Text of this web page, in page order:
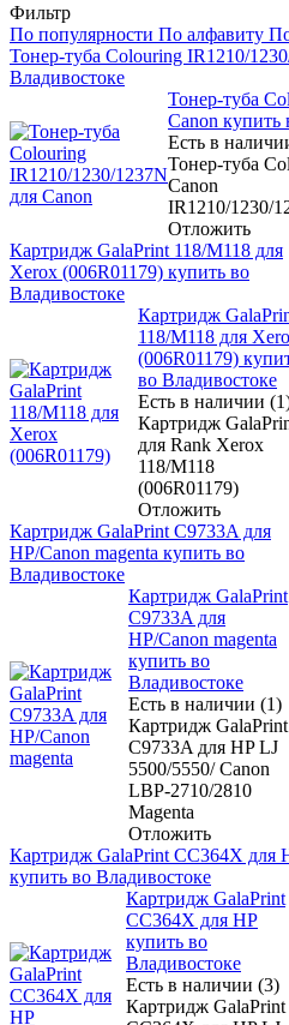
Фильтр
По популярности По алфавиту
Тонер-туба Colouring IR1210/
Владивостоке
Тонер-туба
Canon купить
Есть в
Тонер-туба
Canon
IR1210/1230/
Отложить
Картридж GalaPrint 118/M118 для
Xerox (006R01179) купить во
Владивостоке
Картридж
118/M118 для
(006R01179)
во Владивостоке
Есть в наличии
Картридж
для Rank Xerox
118/M118
(006R01179)
Отложить
Картридж GalaPrint C9733A для
HP/Canon magenta купить во
Владивостоке
Картридж GalaPrint
C9733A для
HP/Canon magenta
купить во
Владивостоке
Есть в наличии (1)
Картридж GalaPrint
C9733A для HP LJ
5500/5550/ Canon
LBP-2710/2810
Magenta
Отложить
Картридж GalaPrint CC364X для
купить во Владивостоке
Картридж GalaPrint
CC364X для HP
купить во
Владивостоке
Есть в наличии (3)
Картридж GalaPrint